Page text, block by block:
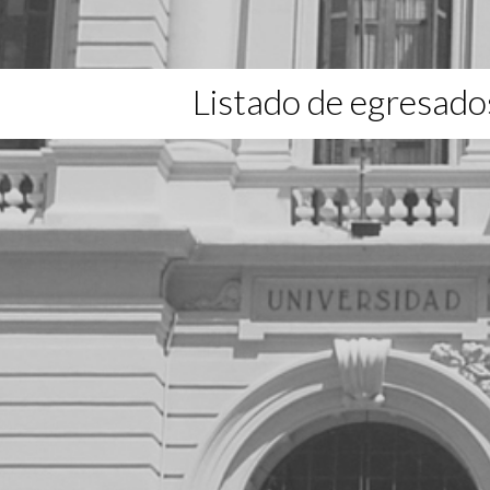
Listado de